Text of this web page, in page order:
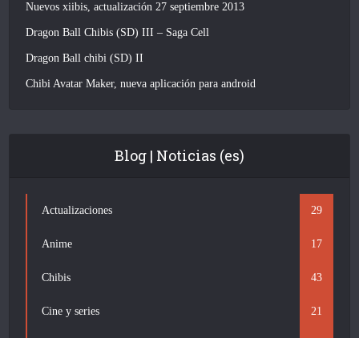
Nuevos xiibis, actualización 27 septiembre 2013
Dragon Ball Chibis (SD) III – Saga Cell
Dragon Ball chibi (SD) II
Chibi Avatar Maker, nueva aplicación para android
Blog | Noticias (es)
Actualizaciones 29
Anime 17
Chibis 43
Cine y series 21